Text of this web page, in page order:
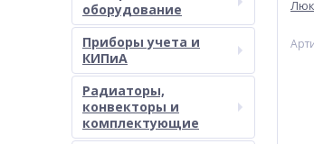
оборудование
Приборы учета и
КИПиА
Радиаторы,
конвекторы и
комплектующие